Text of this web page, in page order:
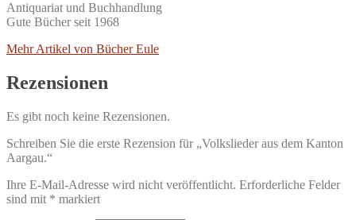
Antiquariat und Buchhandlung
Gute Bücher seit 1968
Mehr Artikel von Bücher Eule
Rezensionen
Es gibt noch keine Rezensionen.
Schreiben Sie die erste Rezension für „Volkslieder aus dem Kanton
Aargau.“
Ihre E-Mail-Adresse wird nicht veröffentlicht. Erforderliche Felder
sind mit * markiert